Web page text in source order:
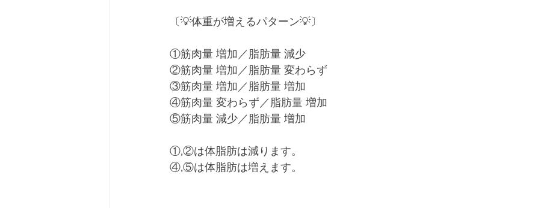
〔💡体重が増えるパターン💡〕
①筋肉量 増加／脂肪量 減少
②筋肉量 増加／脂肪量 変わらず
③筋肉量 増加／脂肪量 増加
④筋肉量 変わらず／脂肪量 増加
⑤筋肉量 減少／脂肪量 増加
①,②は体脂肪は減ります。
④,⑤は体脂肪は増えます。